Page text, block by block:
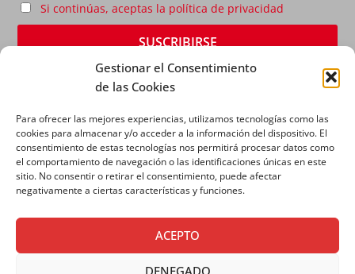
Gestionar el Consentimiento
de las Cookies
Para ofrecer las mejores experiencias, utilizamos tecnologías como las
cookies para almacenar y/o acceder a la información del dispositivo. El
consentimiento de estas tecnologías nos permitirá procesar datos como
el comportamiento de navegación o las identificaciones únicas en este
sitio. No consentir o retirar el consentimiento, puede afectar
negativamente a ciertas características y funciones.
ACEPTO
Si continúas, aceptas la política de privacidad
AVISO LEGAL|POLÍTICA DE PRIVACIDAD|